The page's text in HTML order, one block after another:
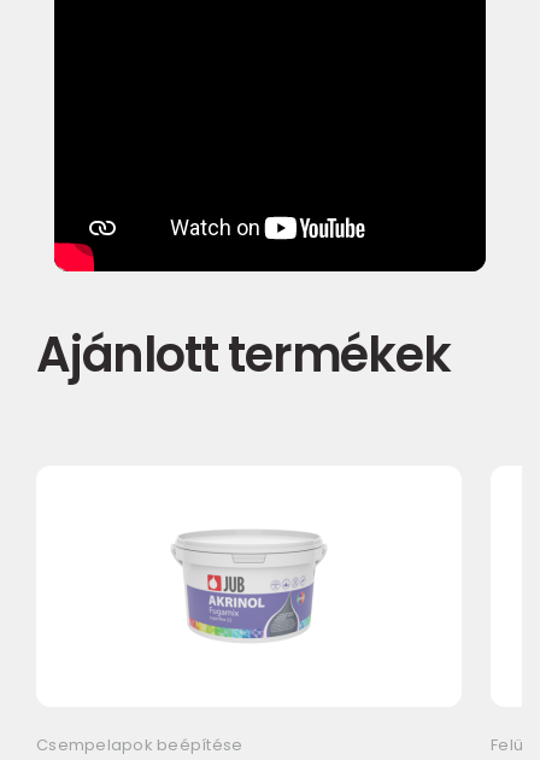
Ajánlott termékek
Csempelapok beépítése